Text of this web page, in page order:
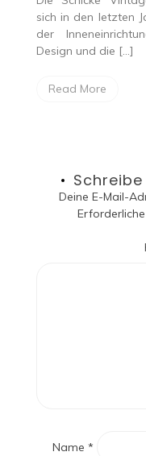
letzten Jahren zu einem
entwickelt.
die […]
Deine E-Mail-
Name *